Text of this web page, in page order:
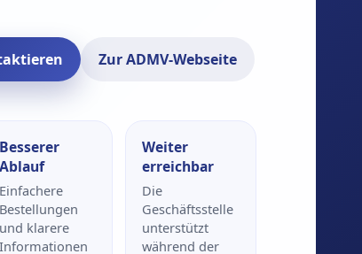
Zur ADMV-Webseite
Besserer
Ablauf
Einfachere
Bestellungen
und klarere
Informationen
Weiter
erreichbar
Die
Geschäftsstelle
unterstützt
während der